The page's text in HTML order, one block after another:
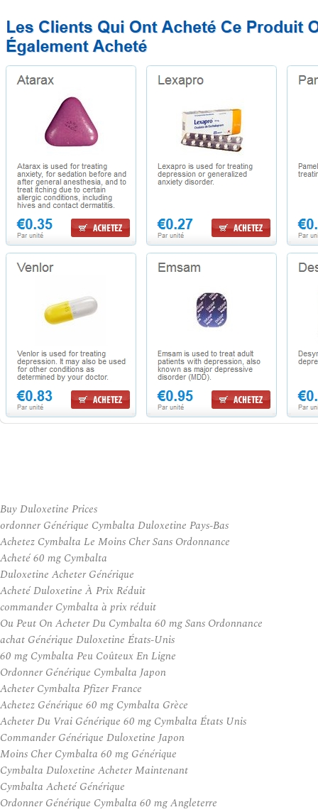
Buy Duloxetine Prices
ordonner Générique Cymbalta Duloxetine Pays-Bas
Achetez Cymbalta Le Moins Cher Sans Ordonnance
Acheté 60 mg Cymbalta
Duloxetine Acheter Générique
Acheté Duloxetine À Prix Réduit
commander Cymbalta à prix réduit
Ou Peut On Acheter Du Cymbalta 60 mg Sans Ordonnance
achat Générique Duloxetine États-Unis
60 mg Cymbalta Peu Coûteux En Ligne
Ordonner Générique Cymbalta Japon
Acheter Cymbalta Pfizer France
Achetez Générique 60 mg Cymbalta Grèce
Acheter Du Vrai Générique 60 mg Cymbalta États Unis
Commander Générique Duloxetine Japon
Moins Cher Cymbalta 60 mg Générique
Cymbalta Duloxetine Acheter Maintenant
Cymbalta Acheté Générique
Ordonner Générique Cymbalta 60 mg Angleterre